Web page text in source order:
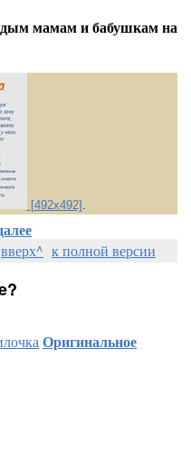
мамам и бабушкам на
[492x492] .
вверх^ к полной версии
Оригинальное